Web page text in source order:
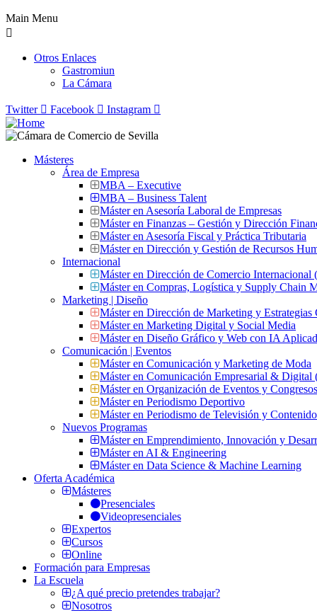
Main Menu
Otros Enlaces
Gastromiun
La Cámara
Twitter Facebook Instagram
Másteres
Área de Empresa
MBA – Executive
MBA – Business Talent
Máster en Asesoría Laboral de Empresas
Máster en Finanzas – Gestión y Dirección
Máster en Asesoría Fiscal y Práctica Tributaria
Máster en Dirección y Gestión de Recursos
Internacional
Máster en Dirección de Comercio
Máster en Compras, Logística y Supply Chain
Marketing | Diseño
Máster en Dirección de Marketing y Estrategias
Máster en Marketing Digital y Social Media
Máster en Diseño Gráfico y Web con IA
Comunicación | Eventos
Máster en Comunicación y Marketing de Moda
Máster en Comunicación Empresarial &
Máster en Organización de Eventos y
Máster en Periodismo Deportivo
Máster en Periodismo de Televisión y
Nuevos Programas
Máster en Emprendimiento, Innovación y
Máster en AI & Engineering
Máster en Data Science & Machine Learning
Oferta Académica
Másteres
Presenciales
Videopresenciales
Expertos
Cursos
Online
Formación para Empresas
La Escuela
¿A qué precio pretendes trabajar?
Nosotros